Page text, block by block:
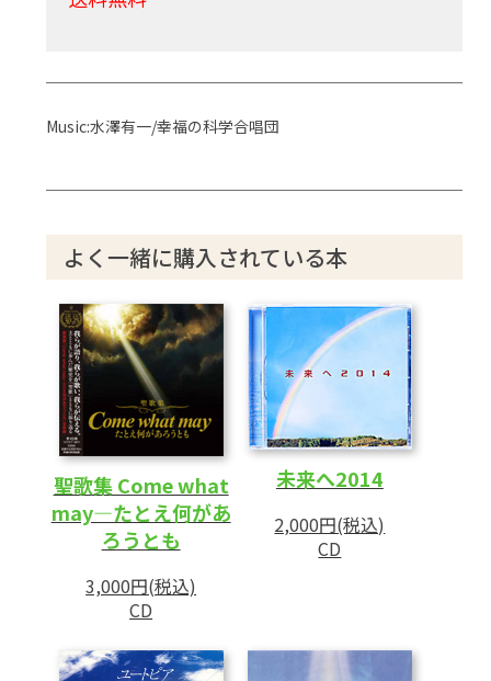
Music:水澤有一/幸福の科学合唱団
よく一緒に購入されている本
聖歌集 Come what
may―たとえ何があ
ろうとも
3,000円(税込)
CD
未来へ2014
2,000円(税込)
CD